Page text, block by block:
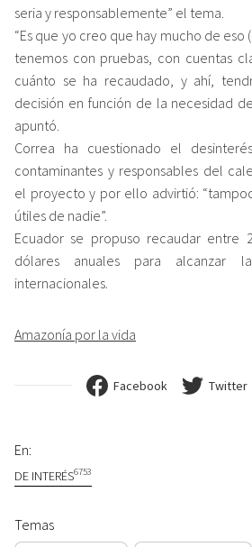
seria y responsablemente” el tema.
“Es que yo creo que hay mucho de
tenemos con pruebas, con cuentas
cuánto se ha recaudado, y ahí,
decisión en función de la necesidad
apuntó.
Correa ha cuestionado el
contaminantes y responsables del
el proyecto y por ello advirtió:
útiles de nadie”.
Ecuador se propuso recaudar entre
dólares anuales para alcanzar
internacionales.
Amazonía por la vida
Facebook Twitter
En:
DE INTERÉS6753
Temas